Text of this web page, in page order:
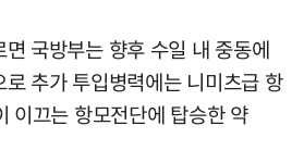
국방부는 향후 수일 내 중동에
추가 투입병력에는 니미츠급 항
이끄는 항모전단에 탑승한 약